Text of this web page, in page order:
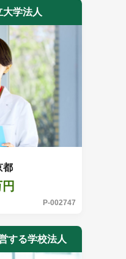
大学法人
都
P-002747
する学校法人